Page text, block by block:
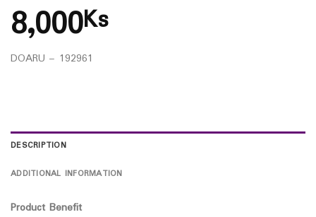
8,000Ks
DOARU – 192961
DESCRIPTION
ADDITIONAL INFORMATION
Product Benefit